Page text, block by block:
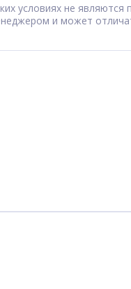
условиях не
и может